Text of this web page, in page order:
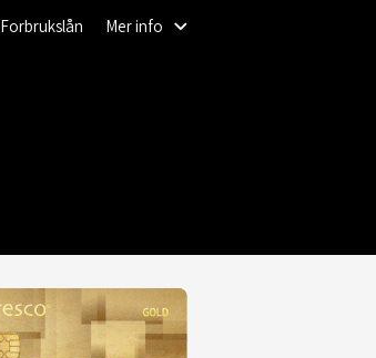
Forbrukslån Mer info